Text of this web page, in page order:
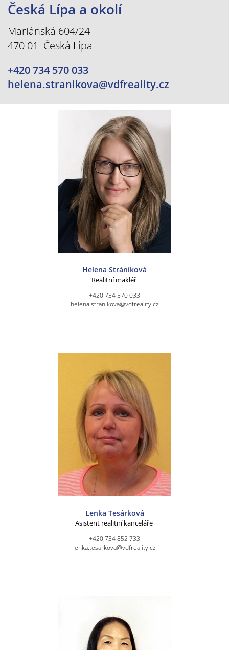
Česká Lípa a okolí
Mariánská 604/24
470 01 Česká Lípa
+420 734 570 033
helena.stranikova@vdfreality.cz
Helena Stráníková
Realitní makléř
+420 734 570 033
helena.stranikova@vdfreality.cz
Lenka Tesárková
Asistent realitní kanceláře
+420 734 852 733
lenka.tesarkova@vdfreality.cz